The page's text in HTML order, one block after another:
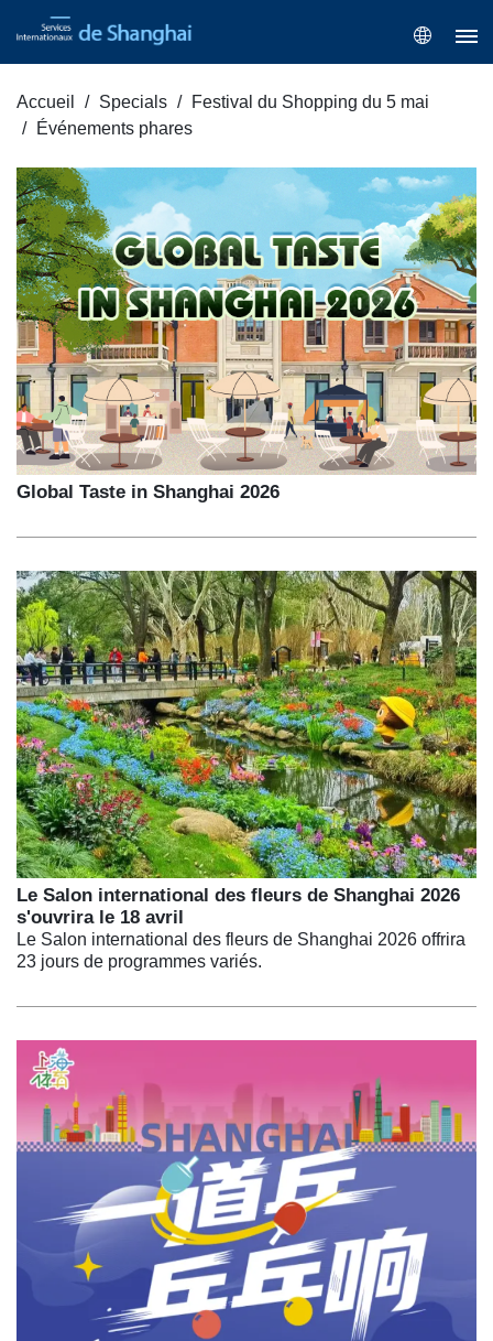
Accueil Specials
Festival du Shopping du 5 mai
Événements phares
Global Taste in Shanghai 2026
Le Salon international des fleurs de Shanghai 2026
s'ouvrira le 18 avril
Le Salon international des fleurs de Shanghai 2026 offrira
23 jours de programmes variés.